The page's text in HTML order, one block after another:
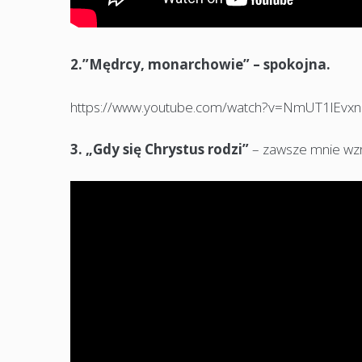
2.”Mędrcy, monarchowie” – spokojna.
https://www.youtube.com/
3. „Gdy się Chrystus rodzi”– zawsze mnie